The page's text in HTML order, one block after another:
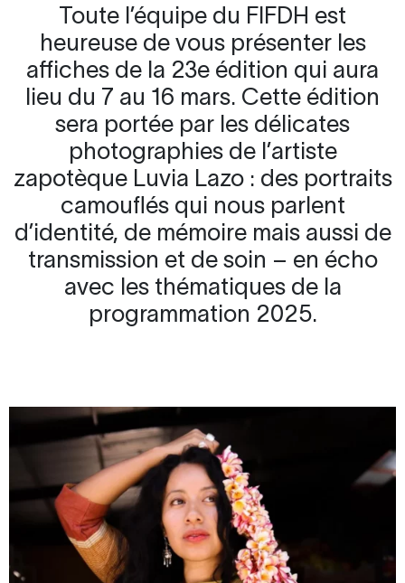
Toute l’équipe du FIFDH est
heureuse de vous présenter les
affiches de la 23e édition qui aura
lieu du 7 au 16 mars. Cette édition
sera portée par les délicates
photographies de l’artiste
zapotèque Luvia Lazo : des portraits
camouflés qui nous parlent
d’identité, de mémoire mais aussi de
transmission et de soin – en écho
avec les thématiques de la
programmation 2025.